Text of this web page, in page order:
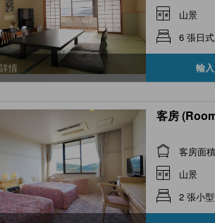
情
山景
6 張日
輸
客房
客房面
山景
2 張小